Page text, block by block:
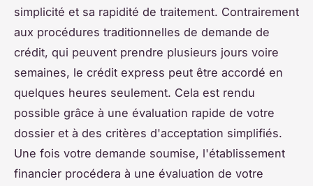
simplicité et sa rapidité de traitement. Contrairement
aux procédures traditionnelles de demande de
crédit, qui peuvent prendre plusieurs jours voire
semaines, le crédit express peut être accordé en
quelques heures seulement. Cela est rendu
possible grâce à une évaluation rapide de votre
dossier et à des critères d'acceptation simplifiés.
Une fois votre demande soumise, l'établissement
financier procédera à une évaluation de votre